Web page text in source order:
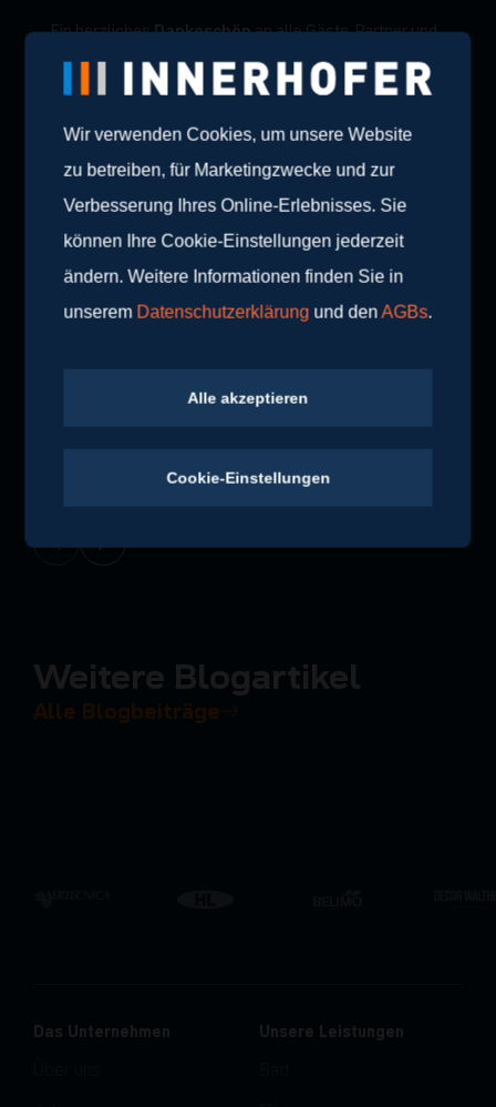
Ein herzlichesDankeschönan alle Gäste, Partner und
Mitarbeitenden, die diesen Abend unvergesslich
gemacht haben.
Kommen Sie vorbei, entdecken Sie neue Möglichkeiten
– wir freuen uns auf Ihren Besuch!
📍 Showroom Bozen, Sebastian-Altmann-Straße
🕒MO – FR: 08:00 – 12:00 & 13:30 – 17:30
📞+39 0471 061 970
#teaminnerhofer #showroombozen
Weitere Blogartikel
Alle Blogbeiträge
Das Unternehmen
Unsere Leistungen
Wir verwenden Cookies, um unsere Website
zu betreiben, für Marketingzwecke und zur
Verbesserung Ihres Online-Erlebnisses. Sie
können Ihre Cookie-Einstellungen jederzeit
ändern. Weitere Informationen finden Sie in
unserem Datenschutzerklärung und den AGBs.
Alle akzeptieren
Cookie-Einstellungen